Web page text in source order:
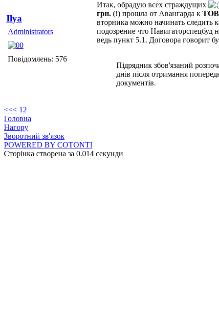
Ilya
Administrators
Повідомлень: 576
Итак, обрадую всех страждущих
грн. (!) прошла от Авангарда к ТОВ
вторника можно начинать следить
подозрение что Навигаторспецбуд
ведь пункт 5.1. Договора говорит
Підрядник збов'язаний
днів після отримання
документів.
<<< 1 2
Головна
Нагору
Зворотний зв'язок
POWERED BY COTONTI
Сторінка створена за 0.014 секунди